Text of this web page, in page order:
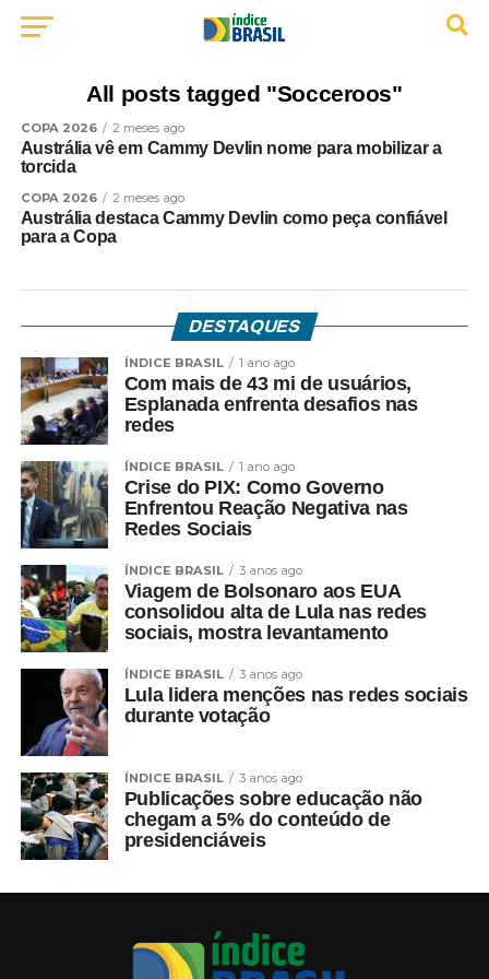
All posts tagged "Socceroos"
COPA 2026 2 meses ago
Austrália vê em Cammy Devlin nome para mobilizar a
torcida
COPA 2026 2 meses ago
Austrália destaca Cammy Devlin como peça confiável
para a Copa
DESTAQUES
ÍNDICE BRASIL 1 ano ago
Com mais de 43 mi de usuários,
Esplanada enfrenta desafios nas
redes
ÍNDICE BRASIL 1 ano ago
Crise do PIX: Como Governo
Enfrentou Reação Negativa nas
Redes Sociais
ÍNDICE BRASIL 3 anos ago
Viagem de Bolsonaro aos EUA
consolidou alta de Lula nas redes
sociais, mostra levantamento
ÍNDICE BRASIL 3 anos ago
Lula lidera menções nas redes sociais
durante votação
ÍNDICE BRASIL 3 anos ago
Publicações sobre educação não
chegam a 5% do conteúdo de
presidenciáveis